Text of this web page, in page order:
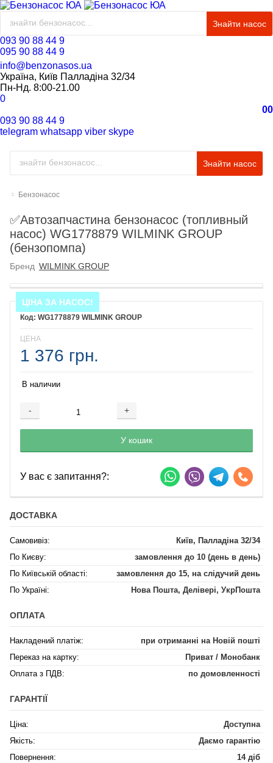
Знайти насос
093 90 88 44 9
095 90 88 44 9
info@benzonasos.ua
Україна, Київ Палладіна 32/34
Пн-Нд. 8:00-21.00
0
00
093 90 88 44 9
telegram whatsapp viber skype
Знайти насос
Бензонасос
✅Автозапчастина бензонасос (топливный
насос) WG1778879 WILMINK GROUP
(бензопомпа)
Бренд WILMINK GROUP
ЦІНА ЗА НАСОС!
WG1778879 WILMINK GROUP
ЦЕНА
1 376 грн.
В наличии
- +
Добавляется...
У кошик
Добавлен
У вас є запитання?:
ДОСТАВКА
Самовивіз:
Київ, Палладіна 32/34
По Києву:
замовлення до 10 (день в день)
По Київській області:
замовлення до 15, на слідучий день
По Україні:
Нова Пошта, Делівері, УкрПошта
ОПЛАТА
Накладений платіж:
при отриманні на Новій пошті
Переказ на картку:
Приват / Монобанк
Оплата з ПДВ:
по домовленності
ГАРАНТІЇ
Ціна:
Доступна
Якість:
Даємо гарантію
Повернення:
14 діб